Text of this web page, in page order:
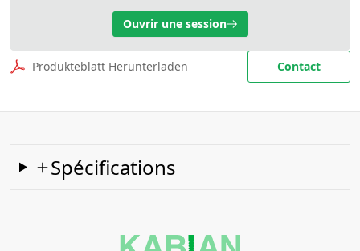
Ouvrir une session
Produkteblatt Herunterladen Contact
Spécifications